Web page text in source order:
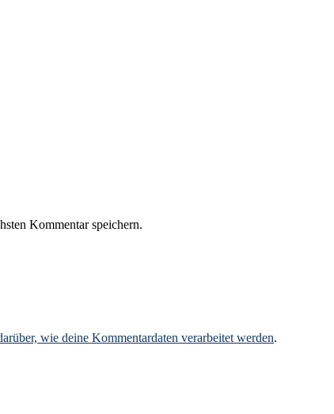
Kommentar speichern.
wie deine Kommentardaten verarbeitet werden.